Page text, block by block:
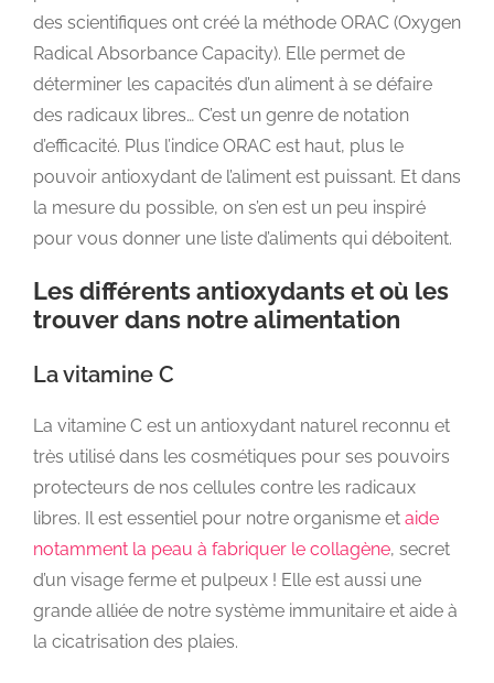
des scientifiques ont créé la méthode ORAC (Oxygen
Radical Absorbance Capacity). Elle permet de
déterminer les capacités d’un aliment à se défaire
des radicaux libres… C’est un genre de notation
d’efficacité. Plus l’indice ORAC est haut, plus le
pouvoir antioxydant de l’aliment est puissant. Et dans
la mesure du possible, on s’en est un peu inspiré
pour vous donner une liste d’aliments qui déboitent.
Les différents antioxydants et où les
trouver dans notre alimentation
La vitamine C
La vitamine C est un antioxydant naturel reconnu et
très utilisé dans les cosmétiques pour ses pouvoirs
protecteurs de nos cellules contre les radicaux
libres. Il est essentiel pour notre organisme et aide
notamment la peau à fabriquer le collagène, secret
d’un visage ferme et pulpeux ! Elle est aussi une
grande alliée de notre système immunitaire et aide à
la cicatrisation des plaies.